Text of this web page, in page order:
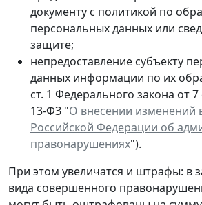
документу с политикой по
персональных данных или
защите;
непредоставление субъекту
данных информации по их
ст. 1 Федерального закона от
13-ФЗ "О внесении изменений
Российской Федерации об
правонарушениях").
При этом увеличатся и штрафы: в
вида совершенного